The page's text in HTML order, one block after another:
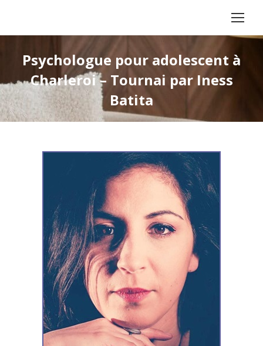
Psychologue pour adolescent à
Charleroi – Tournai par Iness
Batita